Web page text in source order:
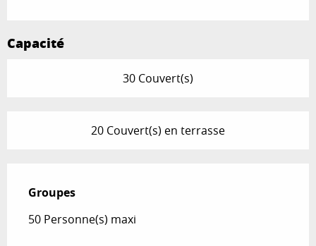
Capacité
30 Couvert(s)
20 Couvert(s) en terrasse
Groupes
Groupes
50 Personne(s) maxi